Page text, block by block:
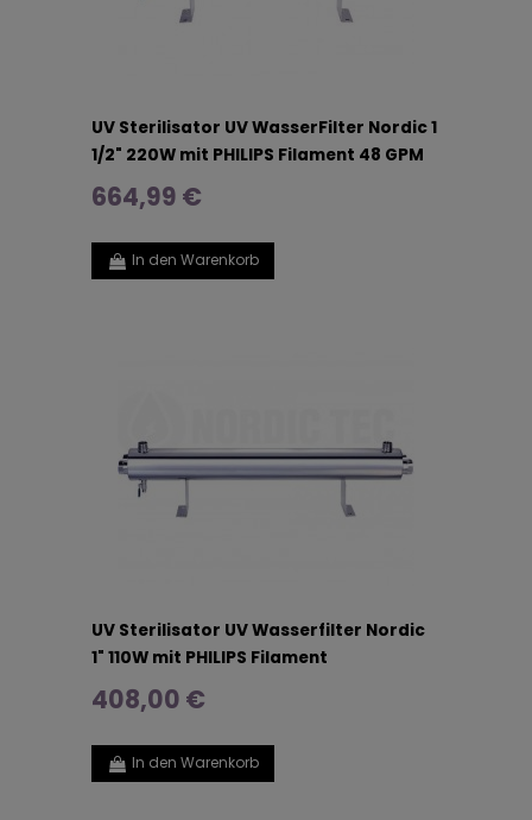
UV Sterilisator UV WasserFilter Nordic 1
1/2" 220W mit PHILIPS Filament 48 GPM
664,99 €
In den Warenkorb
UV Sterilisator UV Wasserfilter Nordic
1" 110W mit PHILIPS Filament
408,00 €
In den Warenkorb